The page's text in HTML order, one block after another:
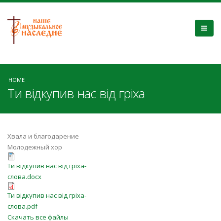
HOME
Ти відкупив нас від гріха
Хвала и благодарение
Молодежный хор
Ти відкупив нас від гріха-
слова.docx
Ти відкупив нас від гріха-
слова.docx
Ти відкупив нас від гріха-
слова.pdf
Ти відкупив нас від гріха-
слова.pdf
Скачать все файлы